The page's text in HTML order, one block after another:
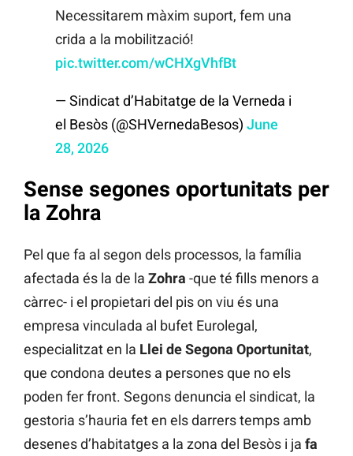
Necessitarem màxim suport, fem una
crida a la mobilització!
pic.twitter.com/wCHXgVhfBt
— Sindicat d’Habitatge de la Verneda i
el Besòs (@SHVernedaBesos) June
28, 2026
Sense segones oportunitats per
la Zohra
Pel que fa al segon dels processos, la família
afectada és la de la Zohra -que té fills menors a
càrrec- i el propietari del pis on viu és una
empresa vinculada al bufet Eurolegal,
especialitzat en la Llei de Segona Oportunitat,
que condona deutes a persones que no els
poden fer front. Segons denuncia el sindicat, la
gestoria s’hauria fet en els darrers temps amb
desenes d’habitatges a la zona del Besòs i ja fa